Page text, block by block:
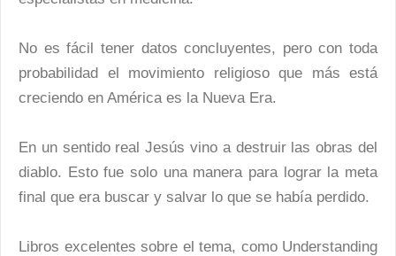
No es fácil tener datos concluyentes, pero con toda
probabilidad el movimiento religioso que más está
creciendo en América es la Nueva Era.
En un sentido real Jesús vino a destruir las obras del
diablo. Esto fue solo una manera para lograr la meta
final que era buscar y salvar lo que se había perdido.
Libros excelentes sobre el tema, como Understanding